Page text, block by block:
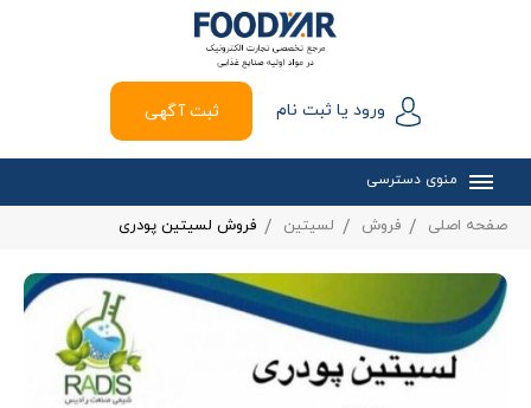
ورود یا ثبت نام ثبت آگهی
منوی دسترسی
صفحه اصلی فروش لسیتین فروش لسیتین پودری